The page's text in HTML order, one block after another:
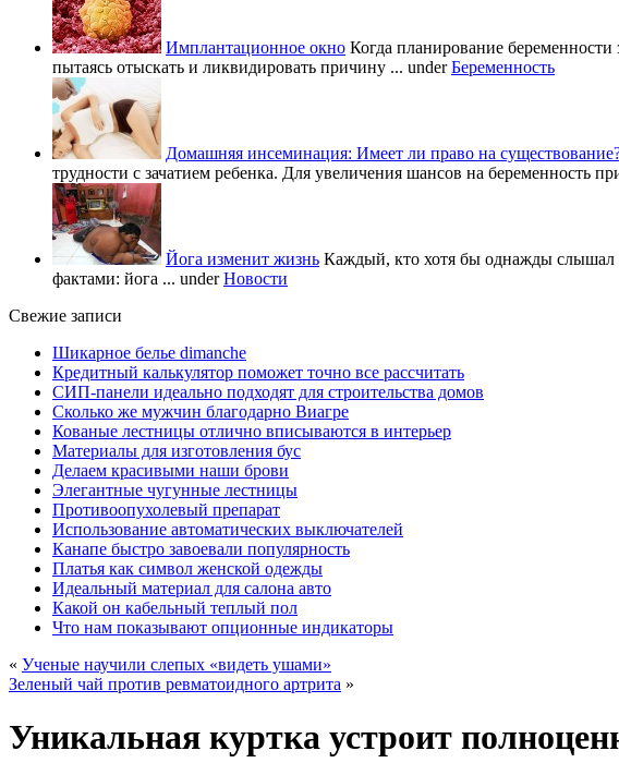
Имплантационное окно Когда планирование
пытаясь отыскать и ликвидировать причину ... underБеременность
Домашняя инсеминация: Имеет ли право на
трудности с зачатием ребенка. Для увеличения шансов на беременность
Йога изменит жизнь Каждый, кто хотя бы однажды слышал
фактами: йога ... underНовости
Свежие записи
Шикарное белье dimanche
Кредитный калькулятор поможет точно все рассчитать
СИП-панели идеально подходят для строительства домов
Сколько же мужчин благодарно Виагре
Кованые лестницы отлично вписываются в интерьер
Материалы для изготовления бус
Делаем красивыми наши брови
Элегантные чугунные лестницы
Противоопухолевый препарат
Использование автоматических выключателей
Канапе быстро завоевали популярность
Платья как символ женской одежды
Идеальный материал для салона авто
Какой он кабельный теплый пол
Что нам показывают опционные индикаторы
« Ученые научили слепых «видеть ушами»
Зеленый чай против ревматоидного артрита »
Уникальная куртка устроит